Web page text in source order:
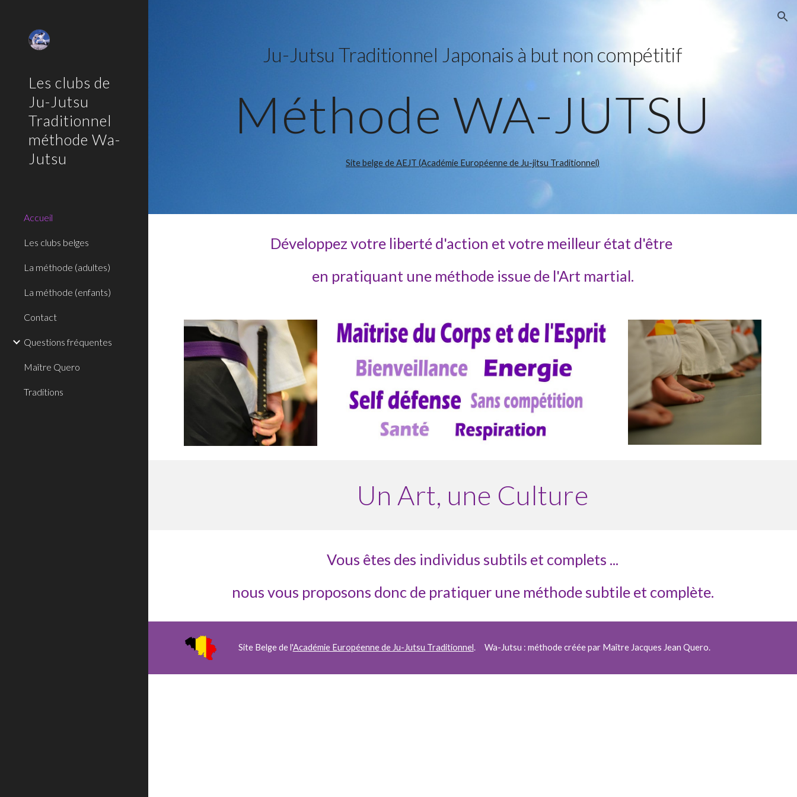
Les clubs de
Ju-Jutsu
Traditionnel
méthode Wa-
Jutsu
Accueil
Les clubs belges
La méthode (adultes)
La méthode (enfants)
Contact
Questions fréquentes
Maître Quero
Traditions
Ju-Jutsu Traditionnel Japonais à but non compétitif
Méthode WA-JUTSU
Site belge de AEJT (Académie Européenne de Ju-jitsu Traditionnel)
Développez votre liberté d'action et votre meilleur état d'être
en pratiquant une méthode issue de l'Art martial.
Un Art, une Culture
Vous êtes des individus subtils et complets ...
nous vous proposons donc de pratiquer une méthode subtile et complète.
Site Belge de l'Académie Européenne de Ju-Jutsu Traditionnel. Wa-Jutsu : méthode créée par Maître Jacques Jean Quero.